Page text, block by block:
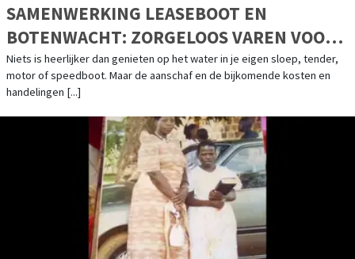
SAMENWERKING LEASEBOOT EN
BOTENWACHT: ZORGELOOS VAREN VOOR
EEN VAST BEDRAG PER MAAND
Niets is heerlijker dan genieten op het water in je eigen sloep, tender,
motor of speedboot. Maar de aanschaf en de bijkomende kosten en
handelingen [...]